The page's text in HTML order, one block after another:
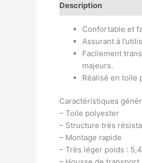
Description
Confortable et
Assurant à
Facilement
majeurs.
Réalisé en toile
Caractéristiques
– Toile polyester
– Structure très
– Montage rapide
– Très léger poids :